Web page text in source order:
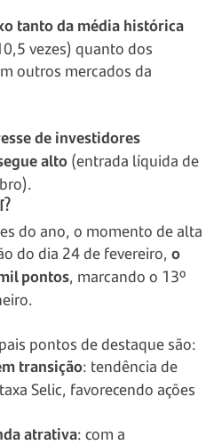
tanto da média histórica
vezes) quanto dos
outros mercados da
de investidores
alto (entrada líquida de
do ano, o momento de alta
do dia 24 de fevereiro, o
pontos, marcando o 13º
pontos de destaque são:
transição: tendência de
Selic, favorecendo ações
atrativa: com a